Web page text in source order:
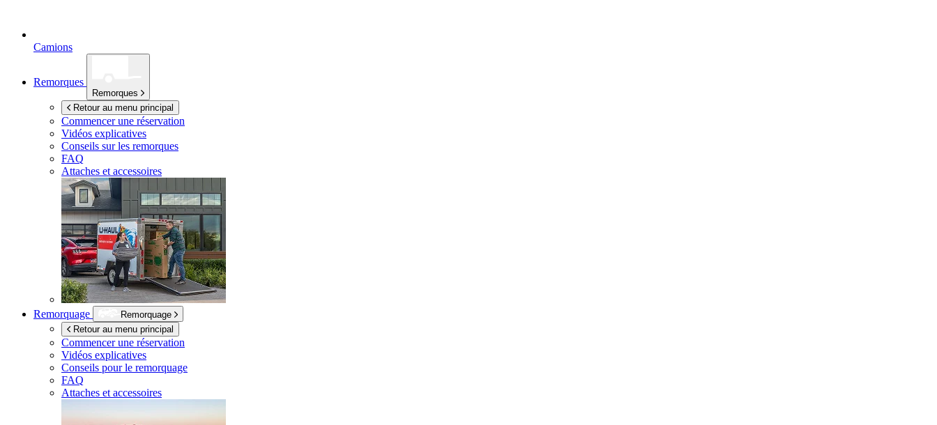
Camions
Remorques
Remorques
Retour au menu principal
Commencer une réservation
Vidéos explicatives
Conseils sur les remorques
FAQ
Attaches et accessoires
Remorquage
Remorquage
Retour au menu principal
Commencer une réservation
Vidéos explicatives
Conseils pour le remorquage
FAQ
Attaches et accessoires